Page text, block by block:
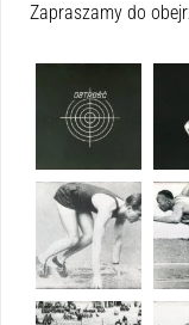
Zapraszamy do